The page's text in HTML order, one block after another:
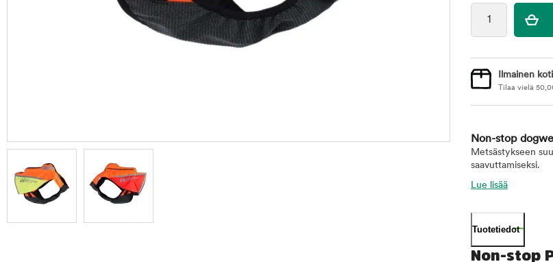
Ilmainen
Tilaa vielä
Non-stop
Metsästykseen
saavuttamiseksi.
Lue lisää
Tuotetiedot
Non-stop